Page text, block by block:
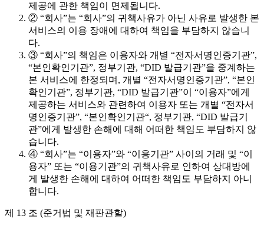
제공에 관한 책임이 면제됩니다.
② “회사”는 “회사”의 귀책사유가 아닌 사유로 발생한 본
서비스의 이용 장애에 대하여 책임을 부담하지 않습니
다.
③ “회사”의 책임은 이용자와 개별 “전자서명인증기관”,
“본인확인기관”, 정부기관, “DID 발급기관”을 중계하는
본 서비스에 한정되며, 개별 “전자서명인증기관”, “본인
확인기관”, 정부기관, “DID 발급기관”이 “이용자”에게
제공하는 서비스와 관련하여 이용자 또는 개별 “전자서
명인증기관”, “본인확인기관“, 정부기관, “DID 발급기
관”에게 발생한 손해에 대해 어떠한 책임도 부담하지 않
습니다.
④ “회사”는 “이용자”와 “이용기관” 사이의 거래 및 “이
용자” 또는 “이용기관”의 귀책사유로 인하여 상대방에
게 발생한 손해에 대하여 어떠한 책임도 부담하지 아니
합니다.
제 13 조 (준거법 및 재판관할)